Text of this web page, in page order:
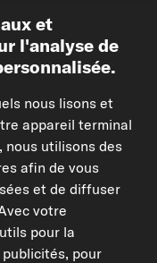
panier
et
l'analyse de
nous lisons et
appareil terminal
utilisons des
afin de vous
et de diffuser
votre
pour la
pour